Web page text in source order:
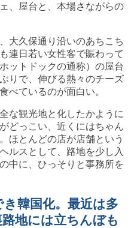
、屋台と、本場さながらの
大久保通り沿いのあちこち
連日若い女性客で賑わって
ットドックの通称）の屋台
りで、伸びる熱々のチーズ
べているのが面白い。
な観光地と化したかように
どっこい、近くにはちゃん
ほとんどの店が店舗という
ルスとして、路地を少し入
中に、ひっそりと事務所を
韓国化。最近は多
地には立ちんぼも